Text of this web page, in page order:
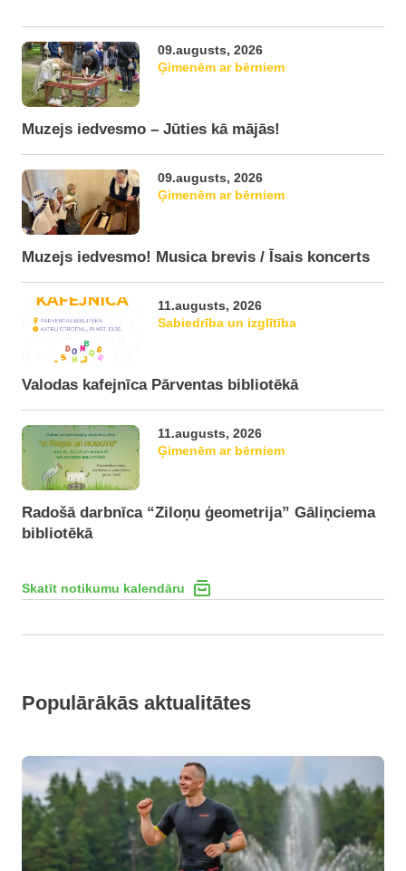
09.augusts, 2026
Ģimenēm ar bērniem
Muzejs iedvesmo – Jūties kā mājās!
09.augusts, 2026
Ģimenēm ar bērniem
Muzejs iedvesmo! Musica brevis / Īsais koncerts
11.augusts, 2026
Sabiedrība un izglītība
Valodas kafejnīca Pārventas bibliotēkā
11.augusts, 2026
Ģimenēm ar bērniem
Radošā darbnīca “Ziloņu ģeometrija” Gāliņciema
bibliotēkā
Skatīt notikumu kalendāru
Populārākās aktualitātes